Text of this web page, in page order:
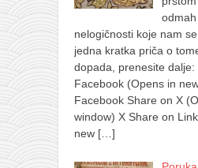
nelogičnosti koje nam
jedna kratka priča o
dopada, prenesite dalje:
Facebook (Opens in
Facebook Share on X
window) X Share on
new […]